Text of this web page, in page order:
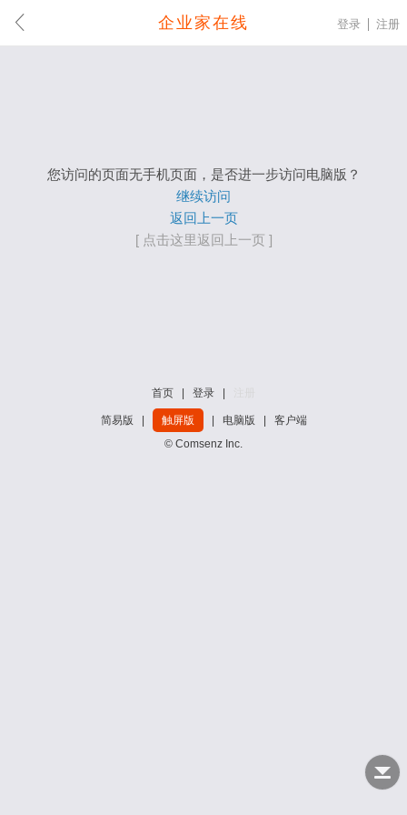
企业家在线 登录 注册
您访问的页面无手机页面，是否进一步访问电脑版？
继续访问
返回上一页
[ 点击这里返回上一页 ]
首页 登录
简易版 触屏版 电脑版
客户端
© Comsenz Inc.